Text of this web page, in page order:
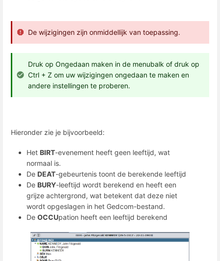
De wijzigingen zijn onmiddellijk van toepassing.
Druk op Ongedaan maken in de menubalk of druk op
Ctrl + Z om uw wijzigingen ongedaan te maken en
andere instellingen te proberen.
Hieronder zie je bijvoorbeeld:
Het BIRT-evenement heeft geen leeftijd, wat
normaal is.
De DEAT-gebeurtenis toont de berekende leeftijd
De BURY-leeftijd wordt berekend en heeft een
grijze achtergrond, wat betekent dat deze niet
wordt opgeslagen in het Gedcom-bestand.
De OCCUpation heeft een leeftijd berekend